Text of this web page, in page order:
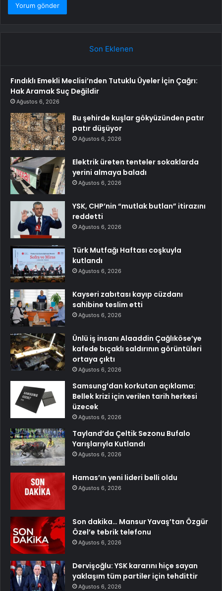
Son Eklenen
Fındıklı Emekli Meclisi’nden Tutuklu Üyeler İçin Çağrı:
Hak Aramak Suç Değildir
Ağustos 6, 2026
Bu şehirde kuşlar gökyüzünden patır
patır düşüyor
Ağustos 6, 2026
Elektrik üreten tenteler sokaklarda
yerini almaya baladı
Ağustos 6, 2026
YSK, CHP’nin “mutlak butlan” itirazını
reddetti
Ağustos 6, 2026
Türk Mutfağı Haftası coşkuyla
kutlandı
Ağustos 6, 2026
Kayseri zabıtası kayıp cüzdanı
sahibine teslim etti
Ağustos 6, 2026
Ünlü iş insanı Alaaddin Çağlıköse’ye
kafede bıçaklı saldırının görüntüleri
ortaya çıktı
Ağustos 6, 2026
Samsung’dan korkutan açıklama:
Bellek krizi için verilen tarih herkesi
üzecek
Ağustos 6, 2026
Tayland’da Çeltik Sezonu Bufalo
Yarışlarıyla Kutlandı
Ağustos 6, 2026
Hamas’ın yeni lideri belli oldu
Ağustos 6, 2026
Son dakika… Mansur Yavaş’tan Özgür
Özel’e tebrik telefonu
Ağustos 6, 2026
Dervişoğlu: YSK kararını hiçe sayan
yaklaşım tüm partiler için tehdittir
Ağustos 6, 2026